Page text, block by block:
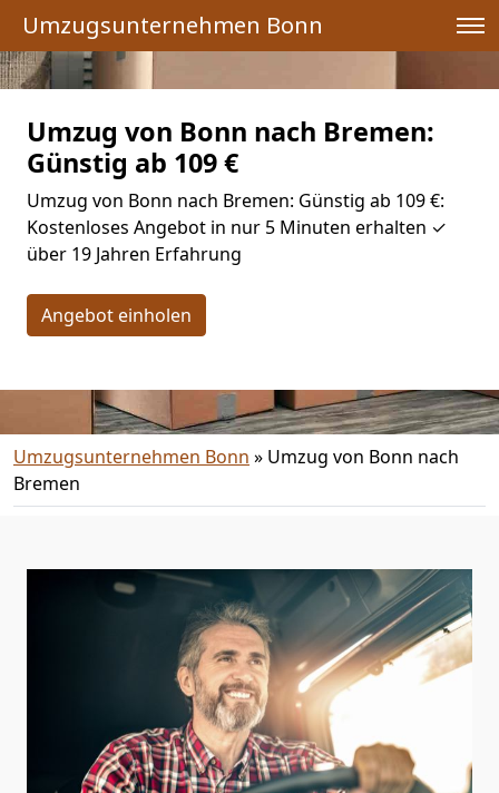
Umzugsunternehmen Bonn
Umzug von Bonn nach Bremen:
Günstig ab 109 €
Umzug von Bonn nach Bremen: Günstig ab 109 €:
Kostenloses Angebot in nur 5 Minuten erhalten ✓
über 19 Jahren Erfahrung
Angebot einholen
Umzugsunternehmen Bonn » Umzug von Bonn nach
Bremen